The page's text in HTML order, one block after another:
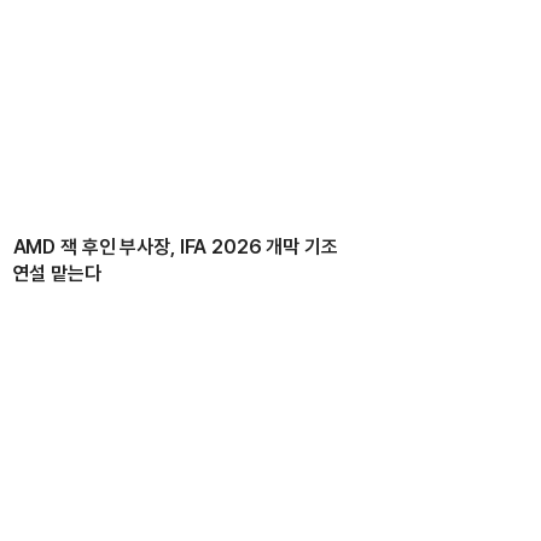
AMD 잭 후인 부사장, IFA 2026 개막 기조
연설 맡는다